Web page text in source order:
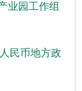
业园工作组
民币地方政